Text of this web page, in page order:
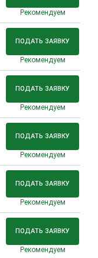
Рекомендуем
ПОДАТЬ ЗАЯВКУ
Рекомендуем
ПОДАТЬ ЗАЯВКУ
Рекомендуем
ПОДАТЬ ЗАЯВКУ
Рекомендуем
ПОДАТЬ ЗАЯВКУ
Рекомендуем
ПОДАТЬ ЗАЯВКУ
Рекомендуем